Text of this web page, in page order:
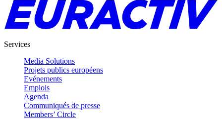
Services
Media Solutions
Projets publics européens
Evénements
Emplois
Agenda
Communiqués de presse
Members’ Circle